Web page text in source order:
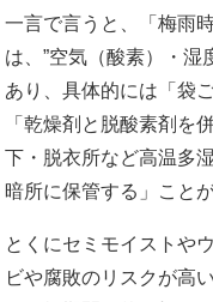
一言で言うと、「梅雨
は、”空気（酸素）・湿
あり、具体的には「袋
「乾燥剤と脱酸素剤を
下・脱衣所など高温多
暗所に保管する」こと
とくにセミモイストや
ビや腐敗のリスクが高